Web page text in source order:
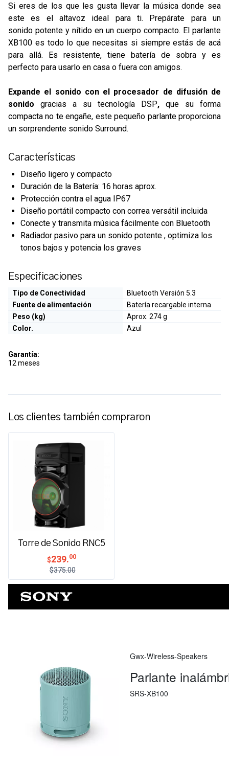
Si eres de los que les gusta llevar la música donde sea
este es el altavoz ideal para ti. Prepárate para un
sonido potente y nítido en un cuerpo compacto. El parlante
XB100 es todo lo que necesitas si siempre estás de acá
para allá. Es resistente, tiene batería de sobra y es
perfecto para usarlo en casa o fuera con amigos.
Expande el sonido con el procesador de difusión de
sonido gracias a su tecnología DSP, que su forma
compacta no te engañe, este pequeño parlante proporciona
un sorprendente sonido Surround.
Características
Diseño ligero y compacto
Duración de la Batería: 16 horas aprox.
Protección contra el agua IP67
Diseño portátil compacto con correa versátil incluida
Conecte y transmita música fácilmente con Bluetooth
Radiador pasivo para un sonido potente , optimiza los
tonos bajos y potencia los graves
Especificaciones
Tipo de Conectividad
Bluetooth Versión 5.3
Fuente de alimentación
Batería recargable interna
Peso (kg)
Aprox. 274 g
Color.
Azul
Garantía:
12 meses
Los clientes también compraron
Torre de Sonido RNC5
$239.00
$375.00